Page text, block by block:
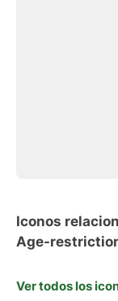
Iconos
Age-
Ver todos los